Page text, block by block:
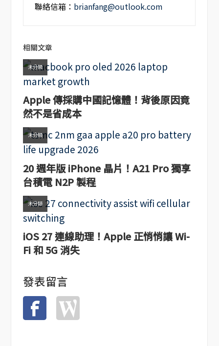
聯絡信箱： brianfang@outlook.com
相關文章
未分類
Apple 傳採購中國記憶體！背後原因竟
然不是省成本
未分類
20 週年版 iPhone 晶片！A21 Pro 獨享
台積電 N2P 製程
未分類
iOS 27 連線助理！Apple 正悄悄讓 Wi-
Fi 和 5G 消失
發表留言